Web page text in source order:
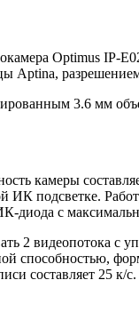
Optimus IP-
Aptina,
3.6 мм
камеры
ИК подсветке.
диода с
2 видеопотока с
способностью,
составляет 25 к/